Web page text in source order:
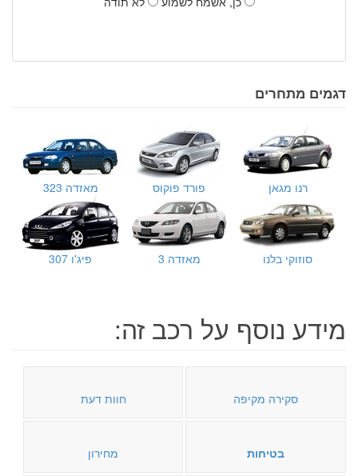
דגמים מתחרים
רנו מגאן פורד פוקוס מאזדה 323
סוזוקי בלנו מאזדה 3 פיג'ו 307
מידע נוסף על רכב זה:
סקירה מקיפה חוות דעת
בטיחות מחירון